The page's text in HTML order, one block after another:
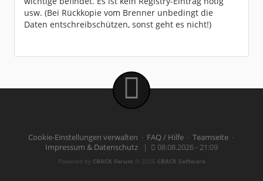
usw. (Bei Rückkopie vom Brenner unbedingt die
Daten entschreibschützen, sonst geht es nicht!)
Cookie-Einstellungen verwalten · FAQ / Hilfe· Teamseite·
Impressum & Datenschutz | 08.08.2026 - 21:09
Powered by CBACK Forum © 2026 CBACK Software